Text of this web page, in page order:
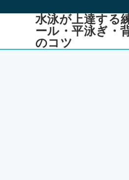
水泳が上達する
ール・平泳ぎ・
のコツ